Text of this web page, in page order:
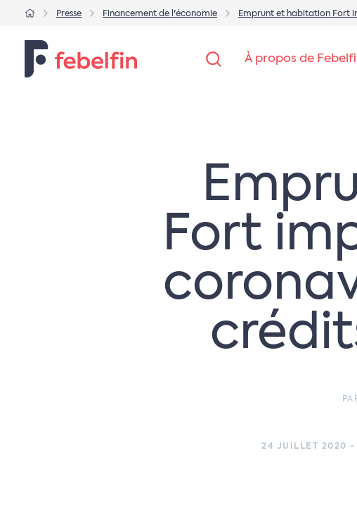
Presse Financement de l'économie Emprunt et habitation Fort
À propos de
Fort
24 JUILLET 2020 -